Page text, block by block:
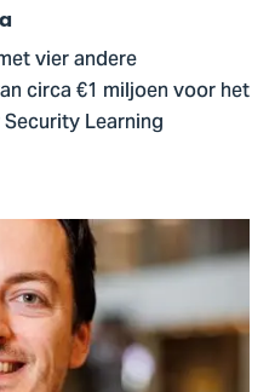
vier andere
circa €1 miljoen voor het
Learning